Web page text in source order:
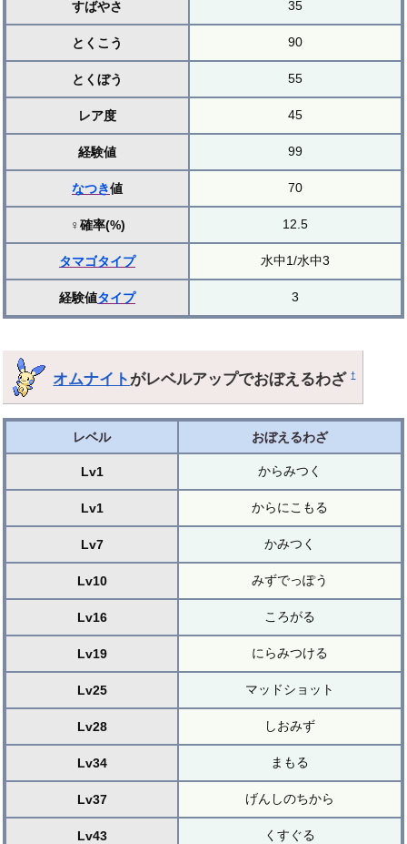
すばやさ 35
とくこう 90
とくぼう 55
レア度 45
経験値 99
なつき値 70
♀確率(%) 12.5
タマゴタイプ 水中1/水中3
経験値タイプ 3
オムナイトがレベルアップでおぼえるわざ†
レベル おぼえるわざ
Lv1 からみつく
Lv1 からにこもる
Lv7 かみつく
Lv10 みずでっぽう
Lv16 ころがる
Lv19 にらみつける
Lv25 マッドショット
Lv28 しおみず
Lv34 まもる
Lv37 げんしのちから
Lv43 くすぐる